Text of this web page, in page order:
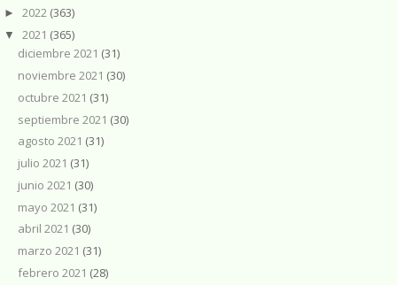
► 2022 (363)
▼ 2021 (365)
diciembre 2021 (31)
noviembre 2021 (30)
octubre 2021 (31)
septiembre 2021 (30)
agosto 2021 (31)
julio 2021 (31)
junio 2021 (30)
mayo 2021 (31)
abril 2021 (30)
marzo 2021 (31)
febrero 2021 (28)